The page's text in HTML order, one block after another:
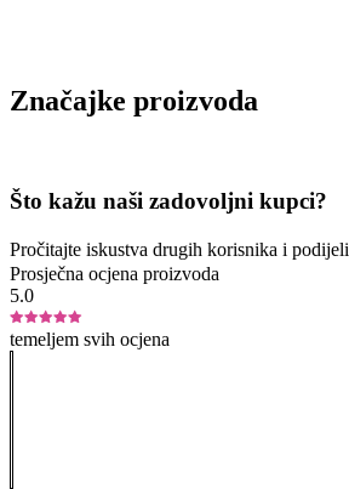
Značajke proizvoda
Što kažu naši zadovoljni kupci?
Pročitajte iskustva drugih korisnika i
Prosječna ocjena proizvoda
5.0
temeljem svih ocjena